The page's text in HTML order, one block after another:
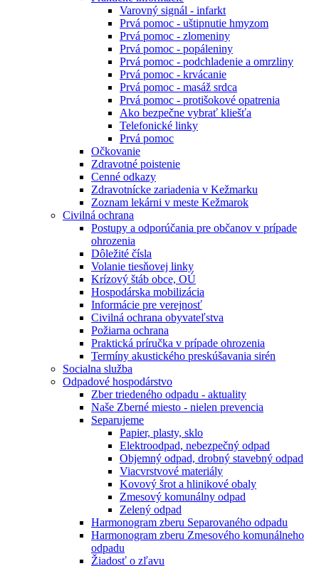
Varovný signál - infarkt
Prvá pomoc - uštipnutie hmyzom
Prvá pomoc - zlomeniny
Prvá pomoc - popáleniny
Prvá pomoc - podchladenie a omrzliny
Prvá pomoc - krvácanie
Prvá pomoc - masáž srdca
Prvá pomoc - protišokové opatrenia
Ako bezpečne vybrať kliešťa
Telefonické linky
Prvá pomoc
Očkovanie
Zdravotné poistenie
Cenné odkazy
Zdravotnícke zariadenia v Kežmarku
Zoznam lekárni v meste Kežmarok
Civilná ochrana
Postupy a odporúčania pre občanov v prípade
ohrozenia
Dôležité čísla
Volanie tiesňovej linky
Krízový štáb obce, OÚ
Hospodárska mobilizácia
Informácie pre verejnosť
Civilná ochrana obyvateľstva
Požiarna ochrana
Praktická príručka v prípade ohrozenia
Termíny akustického preskúšavania sirén
Socialna služba
Odpadové hospodárstvo
Zber triedeného odpadu - aktuality
Naše Zberné miesto - nielen prevencia
Separujeme
Papier, plasty, sklo
Elektroodpad, nebezpečný odpad
Objemný odpad, drobný stavebný odpad
Viacvrstvové materiály
Kovový šrot a hlinikové obaly
Zmesový komunálny odpad
Zelený odpad
Harmonogram zberu Separovaného odpadu
Harmonogram zberu Zmesového komunálneho
odpadu
Žiadosť o zľavu